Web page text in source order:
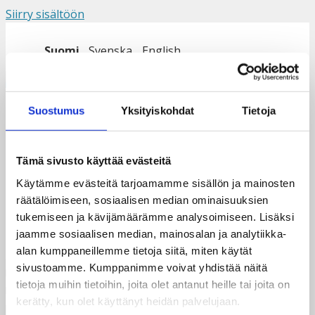
Suostumus Yksityiskohdat Tietoja
Tämä sivusto käyttää evästeitä
Käytämme evästeitä tarjoamamme sisällön ja mainosten
räätälöimiseen, sosiaalisen median ominaisuuksien
tukemiseen ja kävijämäärämme analysoimiseen. Lisäksi
jaamme sosiaalisen median, mainosalan ja analytiikka-
alan kumppaneillemme tietoja siitä, miten käytät
sivustoamme. Kumppanimme voivat yhdistää näitä
tietoja muihin tietoihin, joita olet antanut heille tai joita on
kerätty, kun olet käyttänyt heidän palvelujaan.
Siirry sisältöön
Suomi Svenska English